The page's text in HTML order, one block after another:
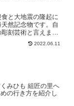
と大地震の隆起に
然記念物です。自
刻芸術と言えま
半でほぼ全体を探勝
場所です。歩道は
2022.06.11
みひも 組匠の里へ
の行き方を紹介し